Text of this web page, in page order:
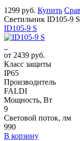
1299 руб. Купить
Светильник ID105-9
ID105-9 S
от 2439 руб.
Класс защиты
IP65
Производитель
FALDI
Мощность, Вт
9
Световой поток, лм
990
В корзину